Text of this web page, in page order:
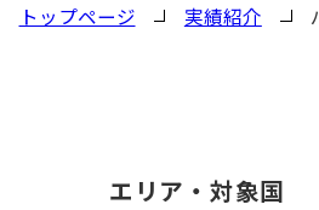
トップページ 実績紹介
エリア・対象国